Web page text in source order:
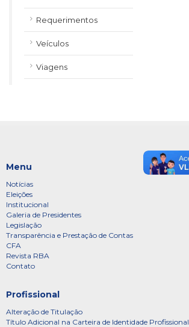
Requerimentos
Veículos
Viagens
Menu
Notícias
Eleições
Institucional
Galeria de Presidentes
Legislação
Transparência e Prestação de Contas
CFA
Revista RBA
Contato
Profissional
Alteração de Titulação
Título Adicional na Carteira de Identidade Profissional